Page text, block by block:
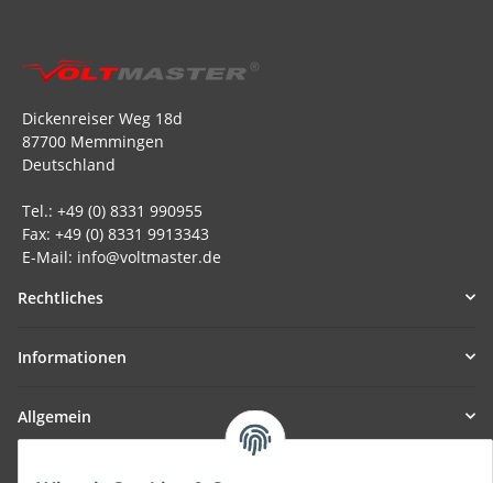
Dickenreiser Weg 18d
87700 Memmingen
Deutschland
Tel.: +49 (0) 8331 990955
Fax: +49 (0) 8331 9913343
E-Mail: info@voltmaster.de
Rechtliches
Informationen
Allgemein